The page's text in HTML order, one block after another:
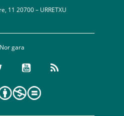
11 20700 – URRETXU
Nor gara